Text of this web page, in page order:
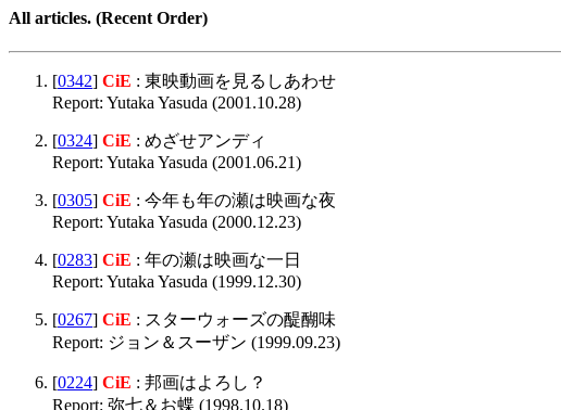
All articles. (Recent Order)
[0342] CiE : 東映動画を見るしあわせ
Report: Yutaka Yasuda (2001.10.28)
[0324] CiE : めざせアンディ
Report: Yutaka Yasuda (2001.06.21)
[0305] CiE : 今年も年の瀬は映画な夜
Report: Yutaka Yasuda (2000.12.23)
[0283] CiE : 年の瀬は映画な一日
Report: Yutaka Yasuda (1999.12.30)
[0267] CiE : スターウォーズの醍醐味
Report: ジョン＆スーザン (1999.09.23)
[0224] CiE : 邦画はよろし？
Report: 弥七＆お蝶 (1998.10.18)